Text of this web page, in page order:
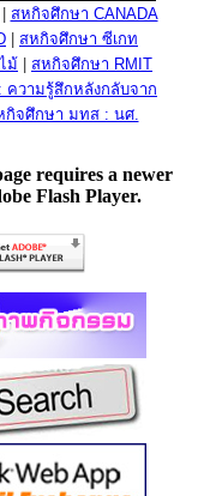
สหกิจศึกษา CANADA
สหกิจศึกษา ซีเกท
ม้
สหกิจศึกษา RMIT
วามรู้สึกหลังกลับจาก
กิจศึกษา มทส : นศ.
requires a newer
Flash Player.